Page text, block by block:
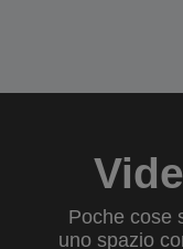
Poche cose
uno spazio